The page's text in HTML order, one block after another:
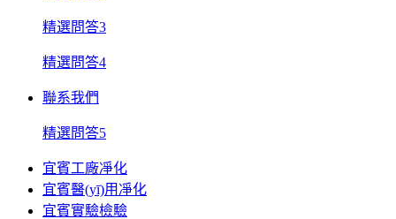
精選問答3
精選問答4
聯系我們
精選問答5
宜賓工廠凈化
宜賓醫(yī)用凈化
宜賓實驗檢驗